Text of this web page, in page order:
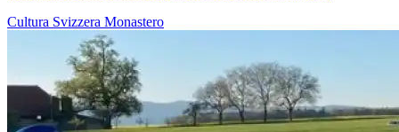
Cultura Svizzera Monastero